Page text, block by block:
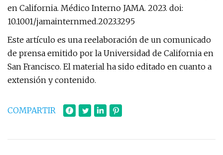
en California. Médico Interno JAMA. 2023. doi:
10.1001/jamainternmed.2023.3295
Este artículo es una reelaboración de un comunicado
de prensa emitido por la Universidad de California en
San Francisco. El material ha sido editado en cuanto a
extensión y contenido.
COMPARTIR